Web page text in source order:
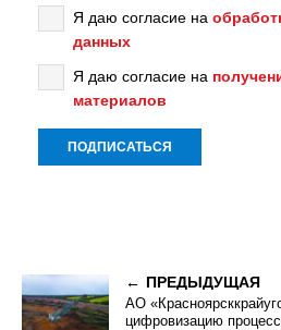
Я даю согласие на
данных
Я даю согласие на
материалов
ПРЕДЫДУЩАЯ
АО
цифровизацию